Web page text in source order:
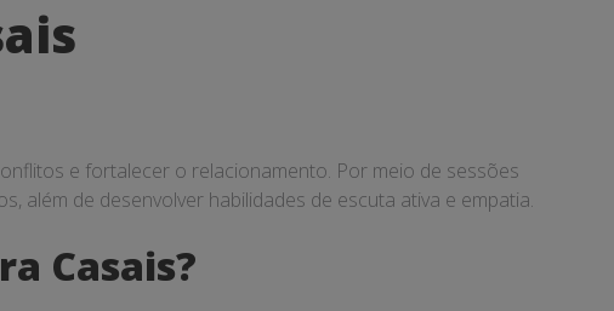
e fortalecer o relacionamento. Por meio de sessões
além de desenvolver habilidades de escuta ativa e empatia.
Casais?